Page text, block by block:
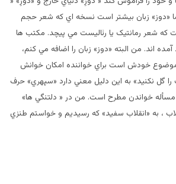
«دوز» زبان بيشتر است نسخه اي که شعر حجم
شعر رمانتيک يا رئاليست مي پيچد. مکتب ها
اند. من البته «دوز» زبان را اضافه مي کنم،
خودش است براي خواننده امکان خوانش
گل نکنيد» به اين دليل معني دارد «سپهري» حرف
خواندن مطرح است. من در « دلتنگي ها»
، به «انقلاب سفيد» که رسيديم و خواستم طنزي